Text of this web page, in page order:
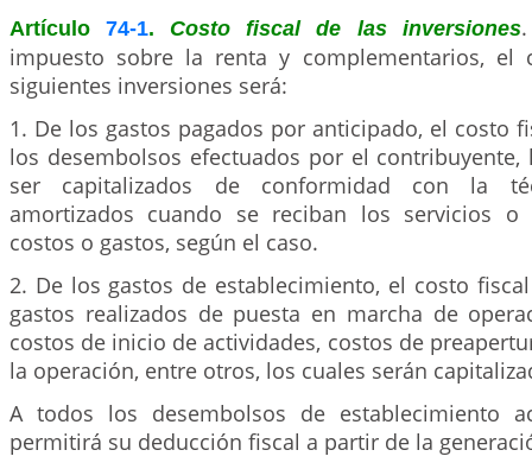
Artículo74-1. Costo fiscal de las inversiones
impuesto sobre la renta y complementarios, el
siguientes inversiones será:
1. De los gastos pagados por anticipado, el costo
los desembolsos efectuados por el contribuyente,
ser capitalizados de conformidad con la
amortizados cuando se reciban los servicios o
costos o gastos, según el caso.
2. De los gastos de establecimiento, el costo
gastos realizados de puesta en marcha de
costos de inicio de actividades, costos de
la operación, entre otros, los cuales serán
A todos los desembolsos de establecimiento
permitirá su deducción fiscal a partir de la